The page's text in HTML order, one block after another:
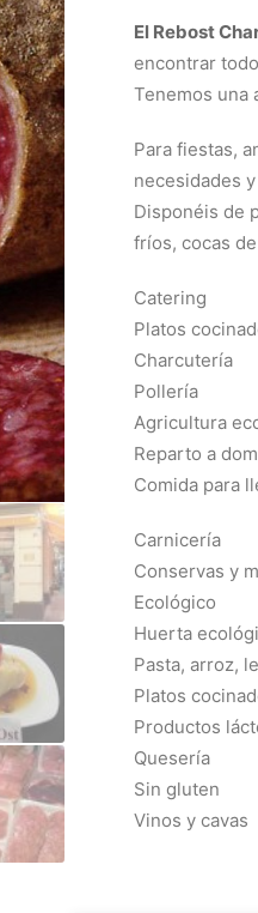
El Rebost
encontrar
Tenemos una
Para fiestas,
necesidades
Disponéis de
fríos, cocas
Catering
Platos
Charcutería
Pollería
Agricultura
Reparto a
Comida para
Carnicería
Conservas y
Ecológico
Huerta
Pasta, arroz,
Platos
Productos
Quesería
Sin gluten
Vinos y cavas